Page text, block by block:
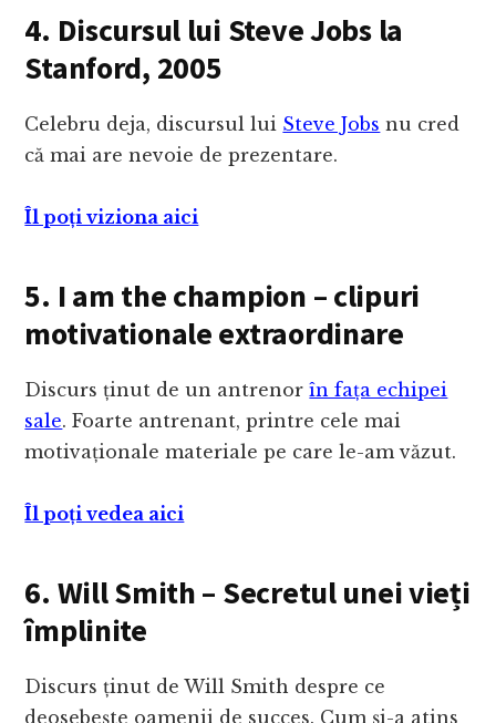
4. Discursul lui Steve Jobs la
Stanford, 2005
Celebru deja, discursul lui Steve Jobs nu cred
că mai are nevoie de prezentare.
Îl poți viziona aici
5. I am the champion – clipuri
motivationale extraordinare
Discurs ținut de un antrenorîn fața echipei
sale. Foarte antrenant, printre cele mai
motivaționale materiale pe care le-am văzut.
Îl poți vedea aici
6. Will Smith – Secretul unei vieți
împlinite
Discurs ținut de Will Smith despre ce
deosebește oamenii de succes. Cum și-a atins